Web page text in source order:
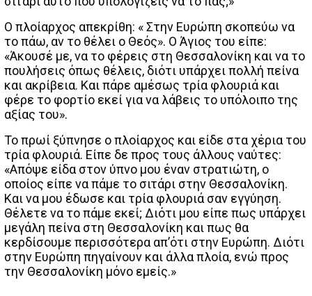
Ο πλοίαρχος απεκρίθη: « Στην Ευρώπη σκοπεύω να
το πάω, αν το θέλει ο Θεός». Ο Άγιος του είπε:
«Άκουσέ με, να το φέρεις στη Θεσσαλονίκη και να το
πουλήσεις όπως θέλεις, διότι υπάρχει πολλή πείνα
και ακρίβεια. Και πάρε αμέσως τρία φλουριά και
φέρε το φορτίο εκεί για να λάβεις το υπόλοιπο της
αξίας του».
Το πρωί ξύπνησε ο πλοίαρχος και είδε στα χέρια του
τρία φλουριά. Είπε δε προς τους άλλους ναύτες:
«Απόψε είδα στον ύπνο μου έναν στρατιώτη, ο
οποίος είπε να πάμε το σιτάρι στην Θεσσαλονίκη.
Και να μου έδωσε και τρία φλουριά σαν εγγύηση.
Θέλετε να το πάμε εκεί; Διότι μου είπε πως υπάρχει
μεγάλη πείνα στη Θεσσαλονίκη και πως θα
κερδίσουμε περισσότερα απ’ότι στην Ευρώπη. Διότι
στην Ευρώπη πηγαίνουν και άλλα πλοία, ενώ προς
την Θεσσαλονίκη μόνο εμείς.»